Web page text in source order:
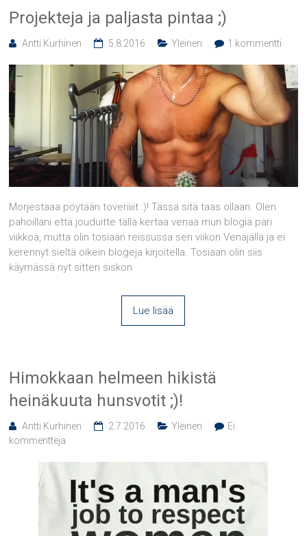
Projekteja ja paljasta pintaa ;)
Antti Kurhinen 5.8.2016 Yleinen 1 kommentti
Morjestaaa pöytään toveriiiit :)! Tässä sitä taas ollaan. Olen
pahoillani että jouduitte tällä kertaa venaa mun blogia pari
viikkoa, mutta olin tosiaan reissussa sen viikon Venäjällä ja ei
kerennyt sieltä oikein blogeja kirjoitella. Tosiaan olin siis
käymässä nyt sitten siskon
Lue lisää
Himokkaan helmeen hikistä
heinäkuuta hunsvotit ;)!
Antti Kurhinen 2.7.2016 Yleinen
Ei
kommentteja